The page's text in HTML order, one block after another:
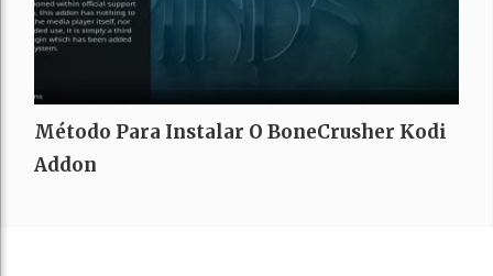
Método Para Instalar O BoneCrusher Kodi
Addon